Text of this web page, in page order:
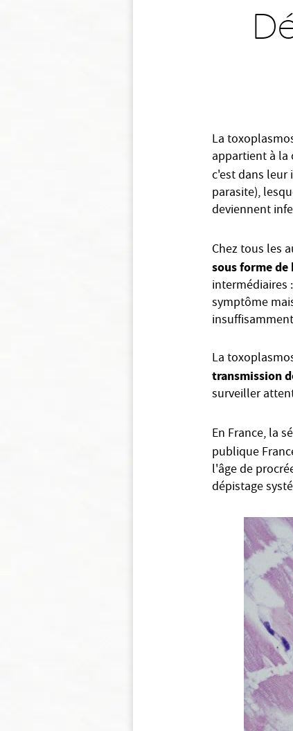
La
appartient à la
c'est dans
parasite),
deviennent
Chez tous les
sous forme de
intermédiaires
symptôme
La
transmission
surveiller
En France, la
publique
l'âge de
dépistage